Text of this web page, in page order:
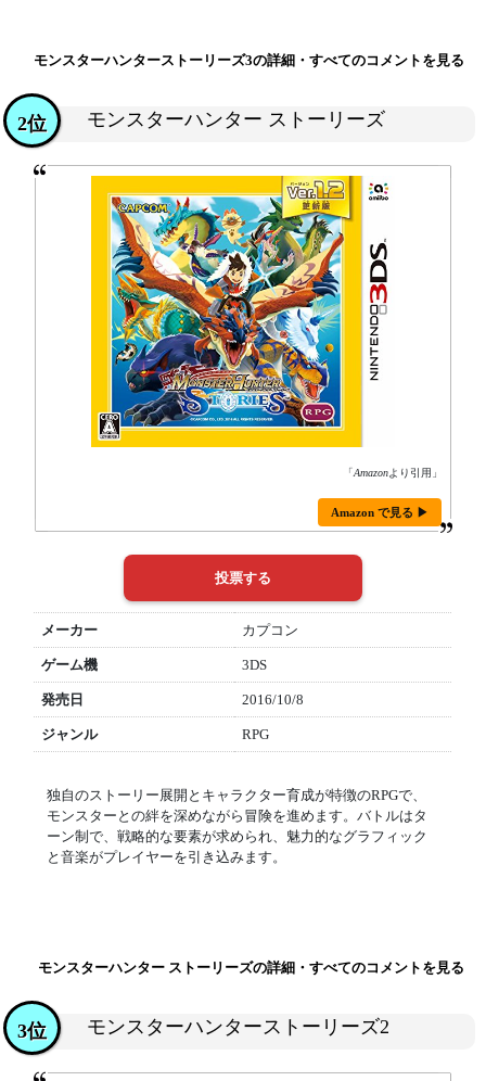
モンスターハンターストーリーズ3の詳細・すべてのコメントを見る
モンスターハンター ストーリーズ
2位
「Amazonより引用」
Amazon で見る ▶
メーカー カプコン
ゲーム機 3DS
発売日 2016/10/8
ジャンル RPG
独自のストーリー展開とキャラクター育成が特徴のRPGで、
モンスターとの絆を深めながら冒険を進めます。バトルはタ
ーン制で、戦略的な要素が求められ、魅力的なグラフィック
と音楽がプレイヤーを引き込みます。
モンスターハンター ストーリーズの詳細・すべてのコメントを見る
モンスターハンターストーリーズ2
3位